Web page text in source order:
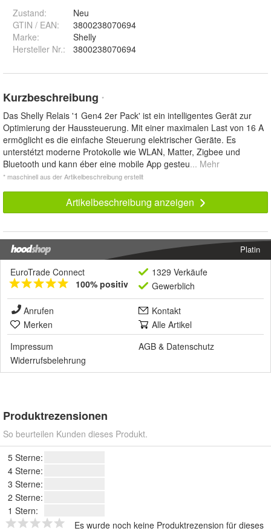
Zustand:
Neu
GTIN / EAN:
3800238070694
Marke:
Shelly
Hersteller Nr.:
3800238070694
Kurzbeschreibung *
Das Shelly Relais '1 Gen4 2er Pack' ist ein intelligentes Gerät zur
Optimierung der Haussteuerung. Mit einer maximalen Last von 16 A
ermöglicht es die einfache Steuerung elektrischer Geräte. Es
unterstétzt moderne Protokolle wie WLAN, Matter, Zigbee und
Bluetooth und kann éber eine mobile App gesteu... Mehr
* maschinell aus der Artikelbeschreibung erstellt
Artikelbeschreibung anzeigen
Platin
EuroTrade Connect
100% positiv
1329 Verkäufe
Gewerblich
Anrufen
Kontakt
Merken
Alle Artikel
Impressum
AGB & Datenschutz
Widerrufsbelehrung
Produktrezensionen
So beurteilen Kunden dieses Produkt.
5 Sterne:
4 Sterne:
3 Sterne:
2 Sterne:
1 Stern:
Es wurde noch keine Produktrezension für dieses